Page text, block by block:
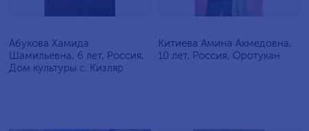
Абукова Хамида
Шамильевна, 6 лет, Россия,
Дом культуры с. Кизляр
Китиева Амина Ахмедовна,
10 лет, Россия, Оротукан